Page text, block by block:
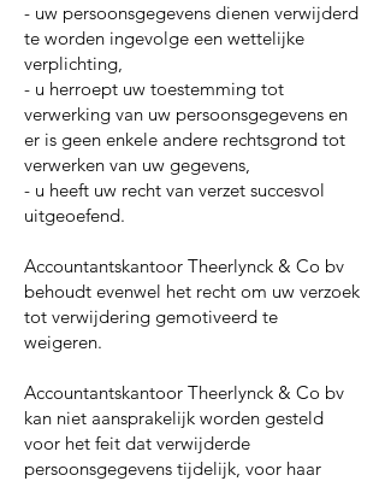
- uw persoonsgegevens dienen verwijderd
te worden ingevolge een wettelijke
verplichting,
- u herroept uw toestemming tot
verwerking van uw persoonsgegevens en
er is geen enkele andere rechtsgrond tot
verwerken van uw gegevens,
- u heeft uw recht van verzet succesvol
uitgeoefend.
Accountantskantoor Theerlynck & Co bv
behoudt evenwel het recht om uw verzoek
tot verwijdering gemotiveerd te
weigeren.
Accountantskantoor Theerlynck & Co bv
kan niet aansprakelijk worden gesteld
voor het feit dat verwijderde
persoonsgegevens tijdelijk, voor haar